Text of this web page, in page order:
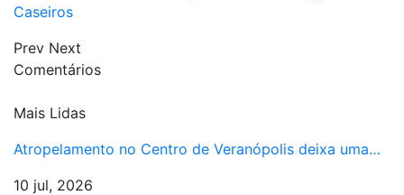
Caseiros
Prev Next
Comentários
Mais Lidas
Atropelamento no Centro de Veranópolis deixa uma…
10 jul, 2026